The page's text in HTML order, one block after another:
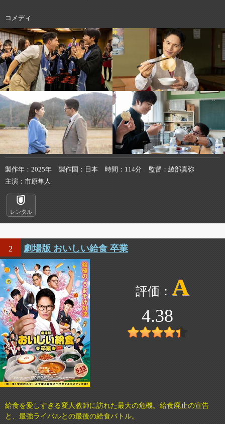
コメディ
製作年 2025年 製作国 日本 時間 114分 監督
綾部真弥
主演
市原隼人
レンタル
2 劇場版 おいしい給食 卒業
A
4.38
給食を愛しすぎる変人教師に訪れた最大の危機。給食廃止の宣告
と、最強ライバルとの最後の給食バトル。